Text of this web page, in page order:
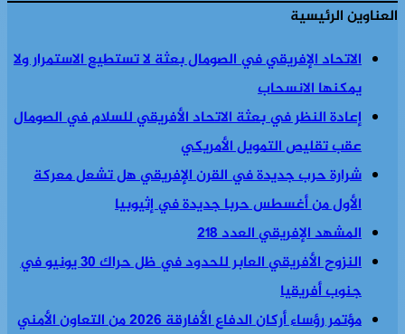
العناوين الرئيسية
الاتحاد الإفريقي في الصومال بعثة لا تستطيع الاستمرار ولا
يمكنها الانسحاب
إعادة النظر في بعثة الاتحاد الأفريقي للسلام في الصومال
عقب تقليص التمويل الأمريكي
شرارة حرب جديدة في القرن الإفريقي هل تشعل معركة
الأول من أغسطس حربا جديدة في إثيوبيا
المشهد الإفريقي العدد 218
النزوح الأفريقي العابر للحدود في ظل حراك 30 يونيو في
جنوب أفريقيا
مؤتمر رؤساء أركان الدفاع الأفارقة 2026 من التعاون الأمني